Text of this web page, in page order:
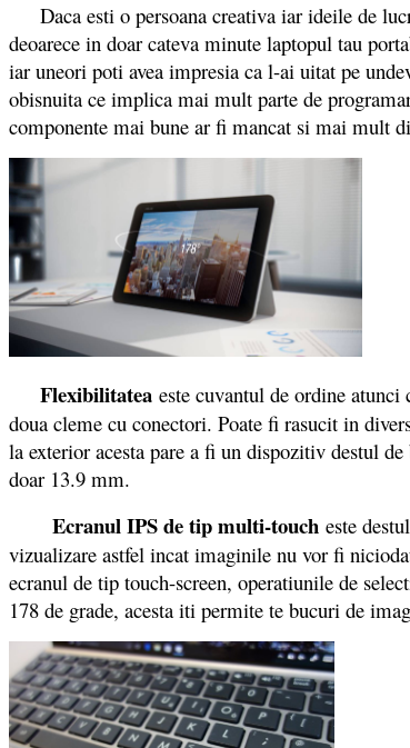
Daca esti o persoana creativa iar ideile de
deoarece in doar cateva minute laptopul tau
iar uneori poti avea impresia ca l-ai uitat pe
obisnuita ce implica mai mult parte de
componente mai bune ar fi mancat si mai mult
Flexibilitatea este cuvantul de ordine atunci
doua cleme cu conectori. Poate fi rasucit in
la exterior acesta pare a fi un dispozitiv destul
doar 13.9 mm.
Ecranul IPS de tip multi-touch este
vizualizare astfel incat imaginile nu vor fi
ecranul de tip touch-screen, operatiunile de
178 de grade, acesta iti permite te bucuri de